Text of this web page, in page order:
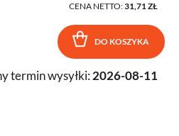
CENA NETTO:31,71 ZŁ
DO KOSZYKA
termin wysyłki: 2026-08-11